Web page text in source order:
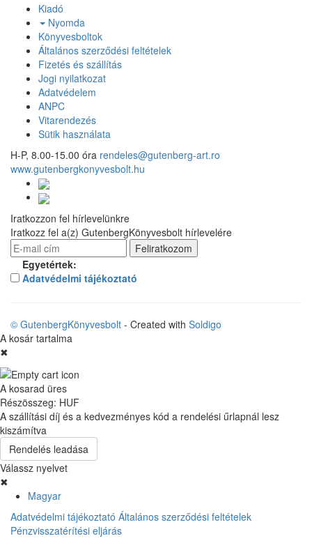
Kiadó
Nyomda
Könyvesboltok
Általános szerződési feltételek
Fizetés és szállítás
Jogi nyilatkozat
Adatvédelem
ANPC
Vitarendezés
Sütik használata
H-P, 8.00-15.00 óra rendeles@gutenberg-art.ro
www.gutenbergkonyvesbolt.hu
Iratkozzon fel hírlevelünkre
Iratkozz fel a(z) GutenbergKönyvesbolt hírlevelére
Egyetértek:
Adatvédelmi tájékoztató
© GutenbergKönyvesbolt - Created with Soldigo
A kosár tartalma
✖
A kosarad üres
Részösszeg: HUF
A szállítási díj és a kedvezményes kód a rendelési űrlapnál lesz
kiszámítva
Rendelés leadása
Válassz nyelvet
✖
Magyar
Adatvédelmi tájékoztató Általános szerződési feltételek
Pénzvisszatérítési eljárás